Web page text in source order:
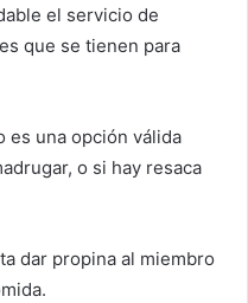
el servicio de
que se tienen para
es una opción válida
o si hay resaca
dar propina al miembro